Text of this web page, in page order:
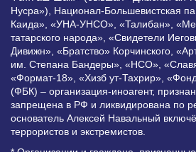
Нусра»), Национал-Большевистская
Каида», «УНА-УНСО», «Талибан»,
татарского народа», «Свидетели
Дивижн», «Братство» Корчинского,
им. Степана Бандеры», «НСО»,
«Формат-18», «Хизб ут-Тахрир»,
(ФБК) – организация-иноагент,
запрещена в РФ и ликвидирована по
основатель Алексей Навальный
террористов и экстремистов.